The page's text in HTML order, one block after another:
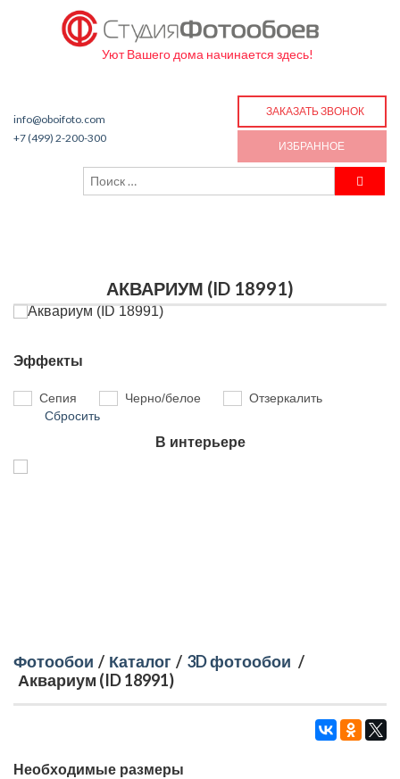
Уют Вашего дома начинается здесь!
info@oboifoto.com
+7 (499) 2-200-300
ЗАКАЗАТЬ ЗВОНОК
ИЗБРАННОЕ
АКВАРИУМ (ID 18991)
Эффекты
Сепия Черно/белое
Отзеркалить
Сбросить
В интерьере
Фотообои / Каталог / 3D фотообои /
Аквариум (ID 18991)
Необходимые размеры